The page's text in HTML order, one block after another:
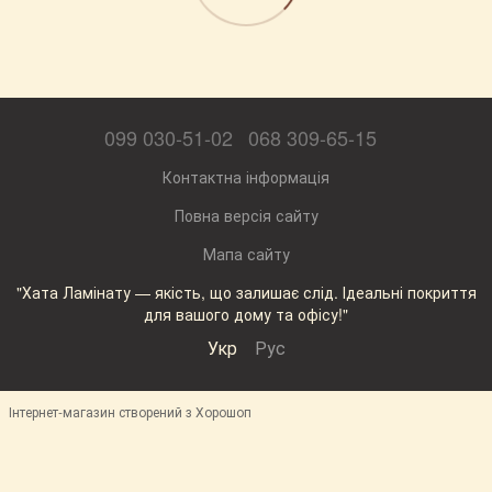
099 030-51-02 068 309-65-15
Контактна інформація
Повна версія сайту
Мапа сайту
"Хата Ламінату — якість, що залишає слід. Ідеальні покриття
для вашого дому та офісу!"
Укр Рус
Інтернет-магазин створений з Хорошоп